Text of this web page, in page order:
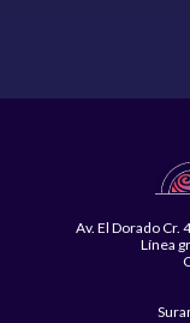
Av. El Dorado Cr.
Línea